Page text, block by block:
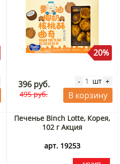
20%
396 руб.
495 руб.
- шт +
В корзину
Печенье Binch Lotte, Корея,
102 г Акция
арт. 19253